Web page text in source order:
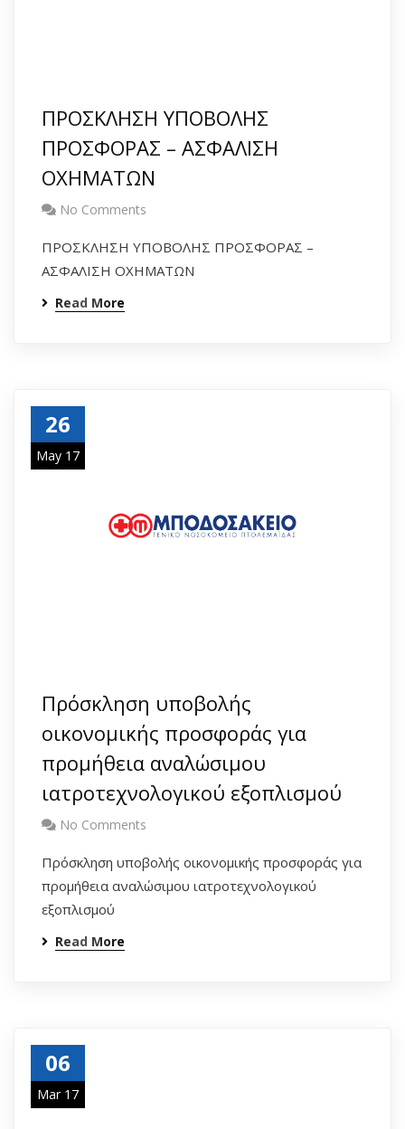
ΠΡΟΣΚΛΗΣΗ ΥΠΟΒΟΛΗΣ
ΠΡΟΣΦΟΡΑΣ – ΑΣΦΑΛΙΣΗ
ΟΧΗΜΑΤΩΝ
No Comments
ΠΡΟΣΚΛΗΣΗ ΥΠΟΒΟΛΗΣ ΠΡΟΣΦΟΡΑΣ –
ΑΣΦΑΛΙΣΗ ΟΧΗΜΑΤΩΝ
Read More
26
May 17
Πρόσκληση υποβολής
οικονομικής προσφοράς για
προμήθεια αναλώσιμου
ιατροτεχνολογικού εξοπλισμού
No Comments
Πρόσκληση υποβολής οικονομικής προσφοράς για
προμήθεια αναλώσιμου ιατροτεχνολογικού
εξοπλισμού
Read More
06
Mar 17